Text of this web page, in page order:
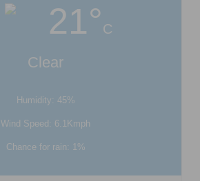
21° C
Clear
Humidity: 45%
Wind Speed: 6.1Kmph
Chance for rain: 1%